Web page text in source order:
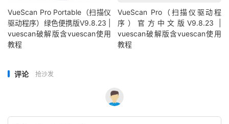
VueScan Pro Portable（扫描仪
驱动程序）绿色便携版V9.8.23 |
vuescan破解版含vuescan使用
教程
VueScan Pro（扫描仪驱动程
序）官方中文版V9.8.23 |
vuescan破解版含vuescan使用
教程
评论 抢沙发